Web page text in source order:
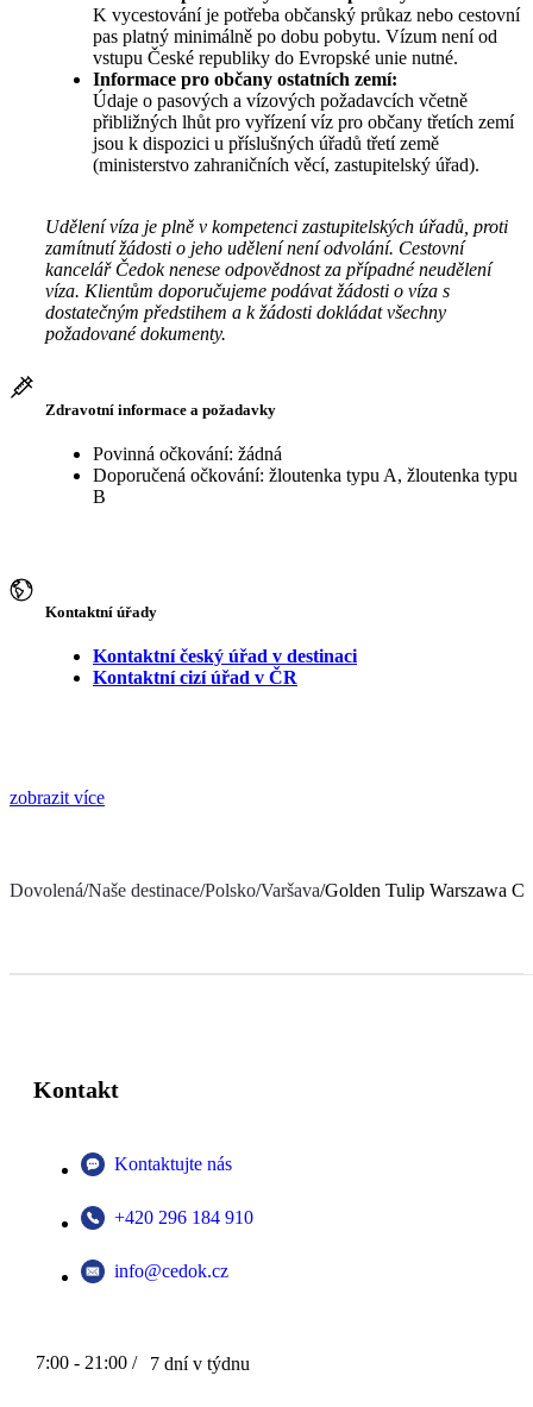
K vycestování je potřeba občanský průkaz nebo cestovní
pas platný minimálně po dobu pobytu. Vízum není od
vstupu České republiky do Evropské unie nutné.
Informace pro občany ostatních zemí:
Údaje o pasových a vízových požadavcích včetně
přibližných lhůt pro vyřízení víz pro občany třetích zemí
jsou k dispozici u příslušných úřadů třetí země
(ministerstvo zahraničních věcí, zastupitelský úřad).
Udělení víza je plně v kompetenci zastupitelských úřadů, proti
zamítnutí žádosti o jeho udělení není odvolání. Cestovní
kancelář Čedok nenese odpovědnost za případné neudělení
víza. Klientům doporučujeme podávat žádosti o víza s
dostatečným předstihem a k žádosti dokládat všechny
požadované dokumenty.
Zdravotní informace a požadavky
Povinná očkování: žádná
Doporučená očkování: žloutenka typu A, žloutenka typu
B
Kontaktní úřady
Kontaktní český úřad v destinaci
Kontaktní cizí úřad v ČR
zobrazit více
Dovolená/Naše destinace/Polsko/Varšava/Golden Tulip Warszawa
Kontakt
Kontaktujte nás
+420 296 184 910
info@cedok.cz
7:00 - 21:00 / 7 dní v týdnu